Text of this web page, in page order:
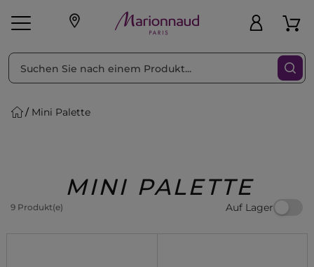
Geschenke
Mini Palette
MINI PALETTE
9 Produkt(e) Auf Lager
sortieren nach Filter